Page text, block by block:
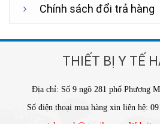
Chính sách đổi trả hàng
THIẾT BỊ Y TẾ
Địa chỉ: Số 9 ngõ 281 phố Phương
Số điện thoại mua hàng xin liên hệ: